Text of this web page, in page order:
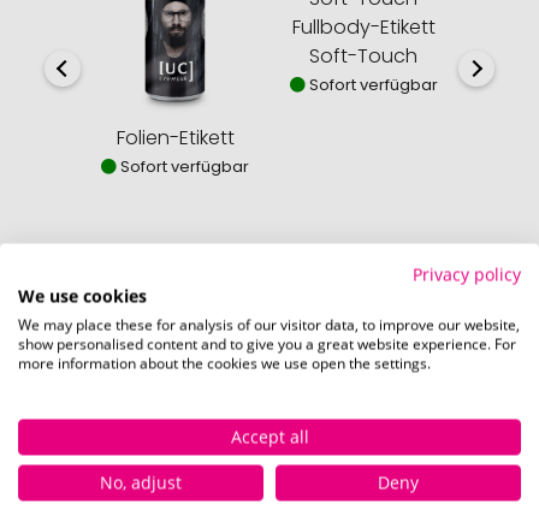
Folien-Etikett
Sofort verfügbar
Fullbody-Etikett
Soft-Touch
Sofort verfügbar
So einfach bestellen Sie Ihre Werbeartikel bei
Pinkcube
Privacy policy
We use cookies
We may place these for analysis of our visitor data, to improve our website,
show personalised content and to give you a great website experience. For
more information about the cookies we use open the settings.
Accept all
No, adjust
Deny